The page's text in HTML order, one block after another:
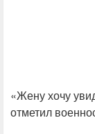
«Жену хочу
отметил